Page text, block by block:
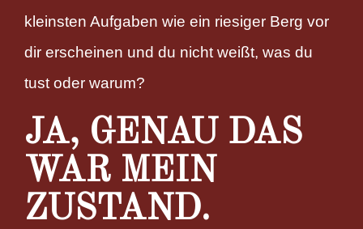
kleinsten Aufgaben wie ein riesiger Berg vor
dir erscheinen und du nicht weißt, was du
tust oder warum?
JA, GENAU DAS
WAR MEIN
ZUSTAND.